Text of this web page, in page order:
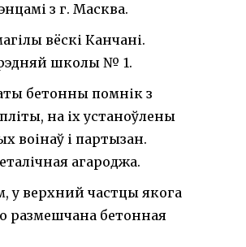
з г. Масква.
вёскі Канчані.
школы № 1.
бетонны помнік з
на іх устаноўлены
воінаў і партызан.
агароджа.
у верхний частцы якога
размешчана бетонная